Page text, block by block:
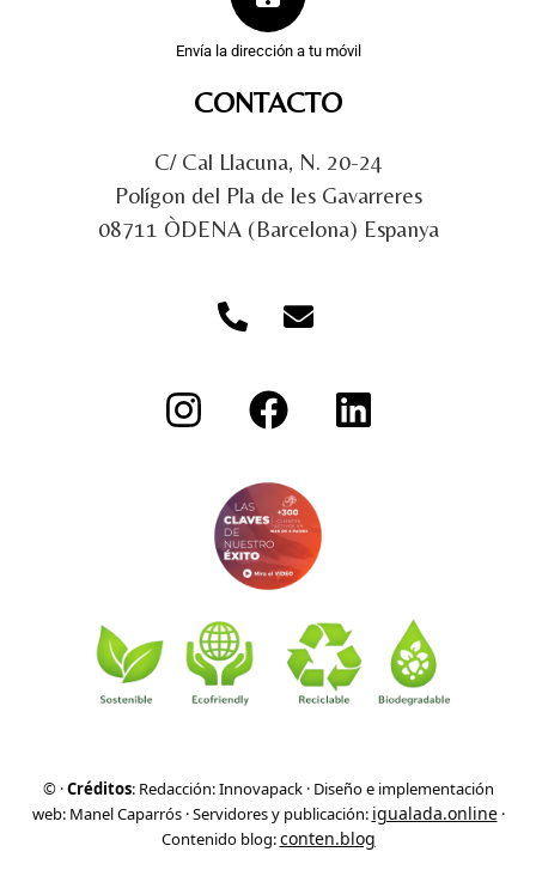
Envía la dirección a tu móvil
CONTACTO
C/ Cal Llacuna, N. 20-24
Polígon del Pla de les Gavarreres
08711 ÒDENA (Barcelona) Espanya
© ·Créditos: Redacción: Innovapack · Diseño e implementación
web: Manel Caparrós · Servidores y publicación: igualada.online·
Contenido blog:conten.blog